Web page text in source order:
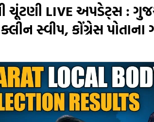
ચૂંટણી LIVE અપડેટ્સ :
સ્વીપ, કોંગ્રેસ પોતાના